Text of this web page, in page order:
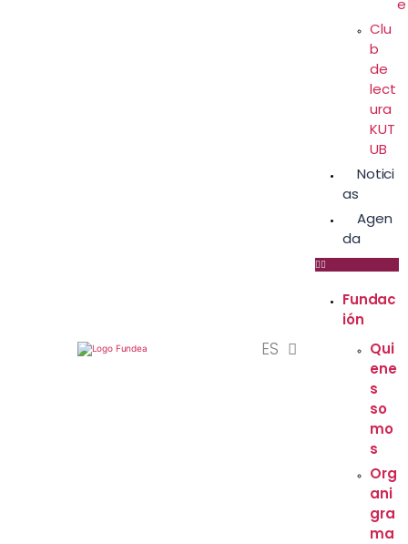
ES
AR
e
Clu
b
de
lect
ura
KUT
UB
Notici
as
Agen
da
Fundac
ión
Qui
ene
s
so
mo
s
Org
ani
gra
ma